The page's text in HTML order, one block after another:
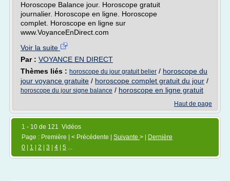
Horoscope Balance jour. Horoscope gratuit
journalier. Horoscope en ligne. Horoscope
complet. Horoscope en ligne sur
www.VoyanceEnDirect.com
Voir la suite
Par : VOYANCE EN DIRECT
Thèmes liés : horoscope du jour gratuit belier / horoscope du
jour voyance gratuite / horoscope complet gratuit du jour /
horoscope du jour signe balance / horoscope en ligne gratuit
Haut de page
1 - 10 de 121 Vidéos
Page : Première | < Précédente | Suivante > |
Dernière
0
1 2 3 4 5 ...